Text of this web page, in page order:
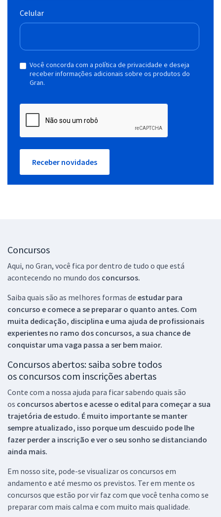
Celular
Você concorda com a política de privacidade e deseja
receber informações adicionais sobre os produtos do
Gran.
Receber novidades
Concursos
Aqui, no Gran, você fica por dentro de tudo o que está
acontecendo no mundo dos concursos.
Saiba quais são as melhores formas de estudar para
concurso e comece a se preparar o quanto antes. Com
muita dedicação, disciplina e uma ajuda de profissionais
experientes no ramo dos concursos, a sua chance de
conquistar uma vaga passa a ser bem maior.
Concursos abertos: saiba sobre todos
os concursos com inscrições abertas
Conte com a nossa ajuda para ficar sabendo quais são
os concursos abertos e acesse o edital para começar a sua
trajetória de estudo. É muito importante se manter
sempre atualizado, isso porque um descuido pode lhe
fazer perder a inscrição e ver o seu sonho se distanciando
ainda mais.
Em nosso site, pode-se visualizar os concursos em
andamento e até mesmo os previstos. Ter em mente os
concursos que estão por vir faz com que você tenha como se
preparar com mais calma e com muito mais qualidade.